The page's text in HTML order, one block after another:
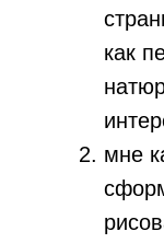
как
мне